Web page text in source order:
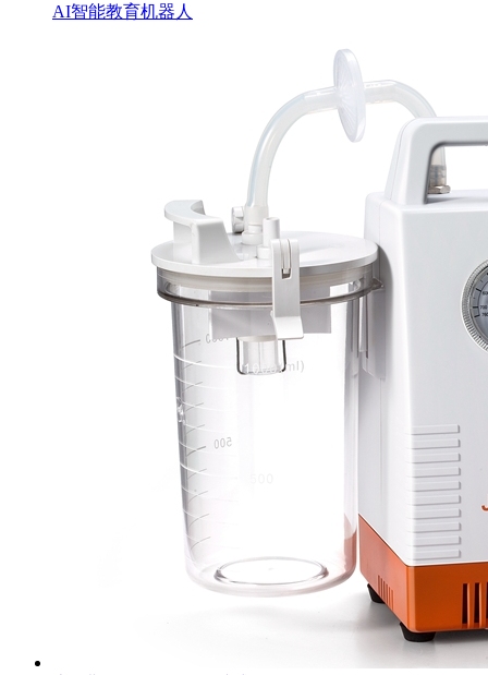
AI智能教育机器人